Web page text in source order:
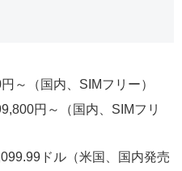
円～（国内、SIMフリー）
円～（国内、SIMフリ
ドル（米国、国内発売